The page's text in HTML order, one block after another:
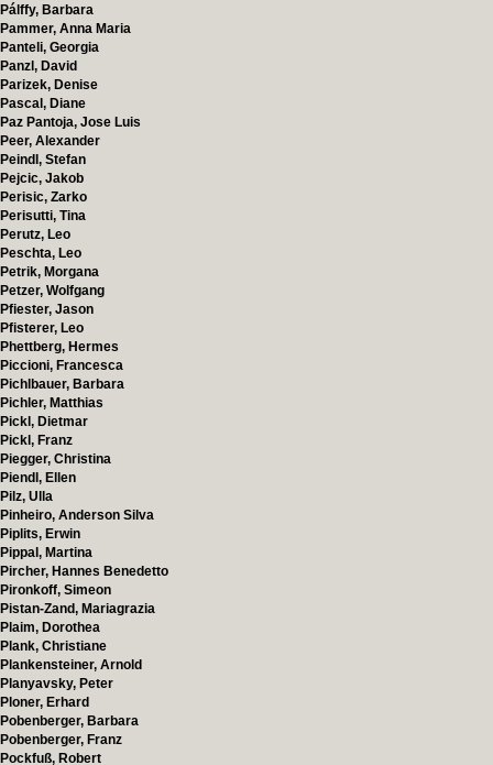
Pálffy, Barbara
Pammer, Anna Maria
Panteli, Georgia
Panzl, David
Parizek, Denise
Pascal, Diane
Paz Pantoja, Jose Luis
Peer, Alexander
Peindl, Stefan
Pejcic, Jakob
Perisic, Zarko
Perisutti, Tina
Perutz, Leo
Peschta, Leo
Petrik, Morgana
Petzer, Wolfgang
Pfiester, Jason
Pfisterer, Leo
Phettberg, Hermes
Piccioni, Francesca
Pichlbauer, Barbara
Pichler, Matthias
Pickl, Dietmar
Pickl, Franz
Piegger, Christina
Piendl, Ellen
Pilz, Ulla
Pinheiro, Anderson Silva
Piplits, Erwin
Pippal, Martina
Pircher, Hannes Benedetto
Pironkoff, Simeon
Pistan-Zand, Mariagrazia
Plaim, Dorothea
Plank, Christiane
Plankensteiner, Arnold
Planyavsky, Peter
Ploner, Erhard
Pobenberger, Barbara
Pobenberger, Franz
Pockfuß, Robert